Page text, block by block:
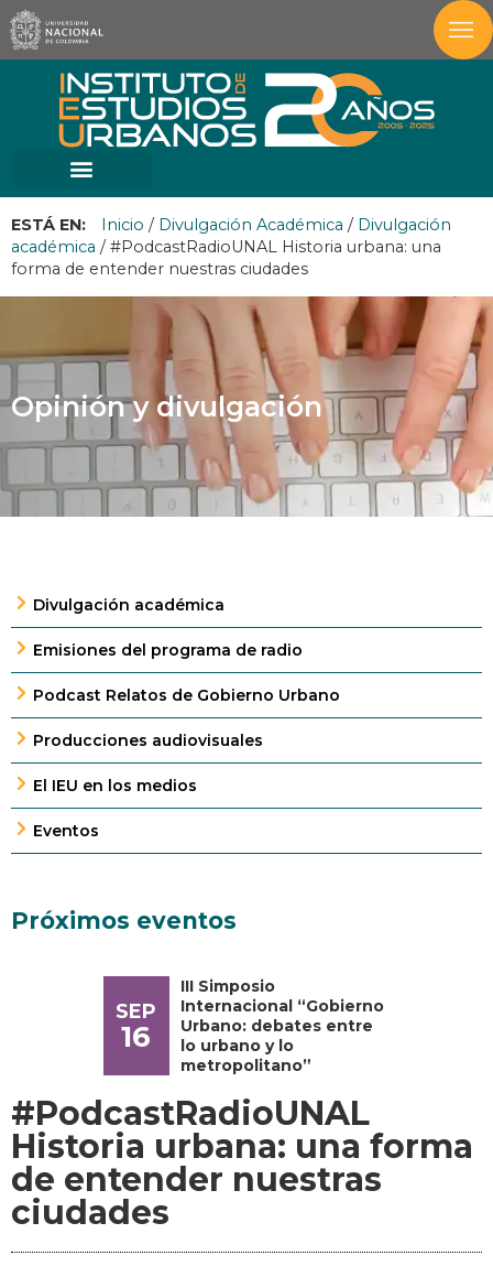
ESTÁ EN: Inicio / Divulgación Académica / Divulgación
académica /#PodcastRadioUNAL Historia urbana: una
forma de entender nuestras ciudades
Opinión y divulgación
Divulgación académica
Emisiones del programa de radio
Podcast Relatos de Gobierno Urbano
Producciones audiovisuales
El IEU en los medios
Eventos
Próximos eventos
SEP
16
III Simposio
Internacional “Gobierno
Urbano: debates entre
lo urbano y lo
metropolitano”
#PodcastRadioUNAL
Historia urbana: una forma
de entender nuestras
ciudades